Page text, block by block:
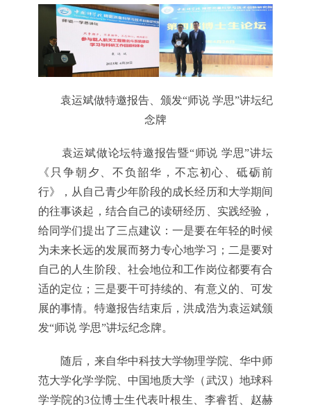
袁运斌做特邀报告、颁发“师说 学思”讲坛纪
念牌
袁运斌做论坛特邀报告暨“师说 学思”讲坛
《只争朝夕、不负韶华，不忘初心、砥砺前
行》，从自己青少年阶段的成长经历和大学期间
的往事谈起，结合自己的读研经历、实践经验，
给同学们提出了三点建议：一是要在年轻的时候
为未来长远的发展而努力专心地学习；二是要对
自己的人生阶段、社会地位和工作岗位都要有合
适的定位；三是要干可持续的、有意义的、可发
展的事情。特邀报告结束后，洪成浩为袁运斌颁
发“师说 学思”讲坛纪念牌。
随后，来自华中科技大学物理学院、华中师
范大学化学学院、中国地质大学（武汉）地球科
学学院的3位博士生代表叶根生、李睿哲、赵赫